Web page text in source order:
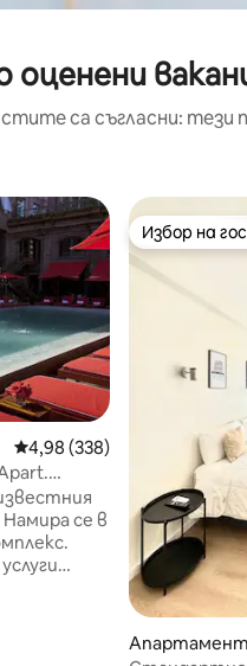
оценени
са съгласни:
Средна оценка: 4,98 от 5,
4,98 (338)
се в
Избор на
Избор на
Апартамент